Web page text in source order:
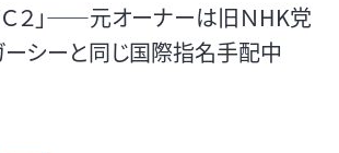
Ｃ２」――元オーナーは旧ＮHK党
ーシーと同じ国際指名手配中